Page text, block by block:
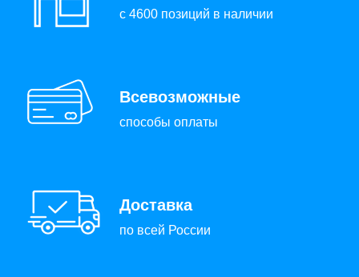
с 4600 позиций в наличии
Всевозможные
способы оплаты
Доставка
по всей России